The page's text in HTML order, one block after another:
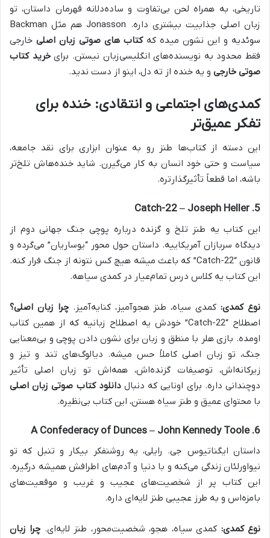
تاریخی، به همراه لحن بی‌تفاوت و ساده‌دلانه قهرمان داستان، تو
زبان اصلی جذابیت بیشتری داره. Jonasson هم مثل Backman
سوئدیه و این نشون میده کهکتاب های صوتی زبان اصلی خارجی
فقط محدود به نویسنده‌های انگلیسی‌زبان نیستن. برایخرید کتاب
صوتی خارجی و یه خنده از ته دل، اینو از دست ندید.
کمدی‌های اجتماعی و انتقادی: خنده برای
تفکر عمیق‌تر
این دسته از کتاب‌ها طنز رو به عنوان ابزاری برای نقد جامعه،
سیاست و حتی خود انسان به کار می‌گیرن. شاید خنده‌هاش تلخ‌تر
باشه، اما قطعاً تأثیرگذارتره.
5. Catch-22 – Joseph Heller
این کتاب یه طنز تلخ و گزنده درباره پوچی جنگ جهانی دوم از
دیدگاه سربازان آمریکاییه. داستان حول محور “یوساریان” می‌گرده و
قانون “Catch-22” که باعث میشه هیچ کس نتونه از جنگ فرار کنه.
این کتاب یه کلاس درس تمام‌عیار در کمدی سیاهه.
نوع کمدی:کمدی سیاه، طنز هجوآمیز، کنایه‌آمیز.چرا زبان اصلی؟
اصطلاح “Catch-22” خودش یه اصطلاح زبانیه که از همین کتاب
اومده. بازی هلر با منطق و زبان برای نشون دادن پوچی و بی‌معنایی
جنگ، تو زبان اصلی کاملاً حس میشه. دیالوگ‌های تند و تیز و
زیرکانه‌اش، توصیفات گزنده‌اش، همه‌اش تو زبان اصلی تأثیر
دوچندانی داره. برای اونایی که دنبالدانلود کتاب صوتی زبان اصلی
با محتوای عمیق و طنز سیاه هستن، این کتاب بی‌نظیره.
6. A Confederacy of Dunces – John Kennedy Toole
داستان ایگناتیوس جی. رایلی، یه روشنفکر بیکار و تنبل که تو
نیواورلئان زندگی می‌کنه و با دنیا و آدم‌های اطرافش همیشه درگیره.
این کتاب پر از شخصیت‌های عجیب و غریب و موقعیت‌های
بامزه‌اس و به طرز عجیبی طنز لایه‌ای داره.
نوع کمدی: کمدی سیاه، هجو، شخصیت‌محور، طنز لایه‌ای. چرا زبان